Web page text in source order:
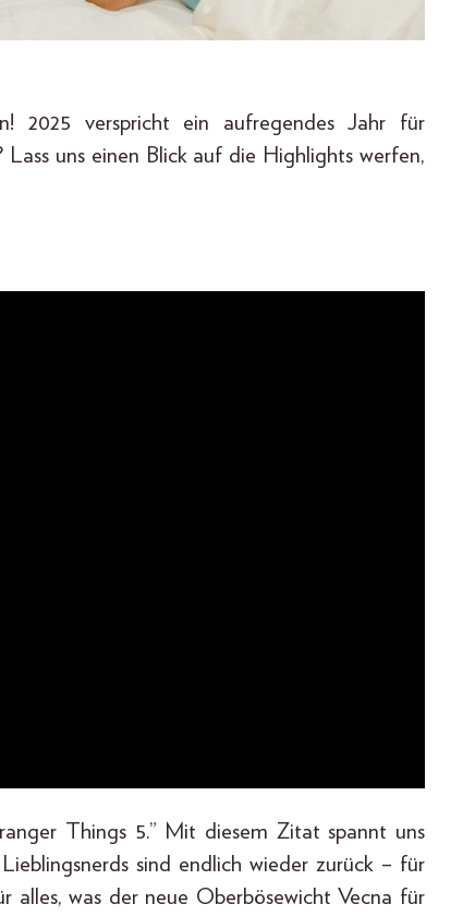
2025 verspricht ein aufregendes Jahr für
Lass uns einen Blick auf die Highlights werfen,
Things 5.” Mit diesem Zitat spannt uns
sind endlich wieder zurück – für
alles, was der neue Oberbösewicht Vecna für